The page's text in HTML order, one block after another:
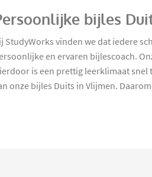
bijles
StudyWorks vinden we dat iedere
en ervaren bijlescoach.
is een prettig leerklimaat
onze bijles Duits in Vlijmen.